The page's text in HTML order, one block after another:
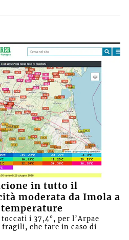
in tutto il
moderata da Imola a
i 37,4°, per l’Arpae
che fare in caso di